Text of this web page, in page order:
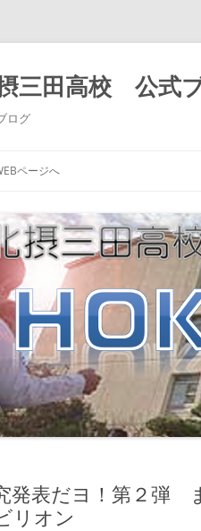
三田高校 公式
ログ
ページへ
発表だヨ！第２弾
リオン